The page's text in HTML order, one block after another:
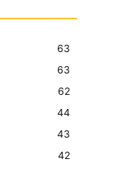
63
63
62
44
43
42